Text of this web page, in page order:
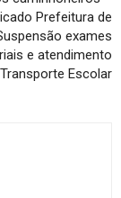
Prefeitura de
exames
e atendimento
Escolar